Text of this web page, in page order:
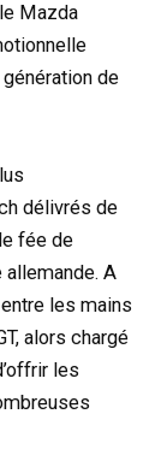
Mazda
de
délivrés de
fée de
allemande. A
entre les mains
alors chargé
les